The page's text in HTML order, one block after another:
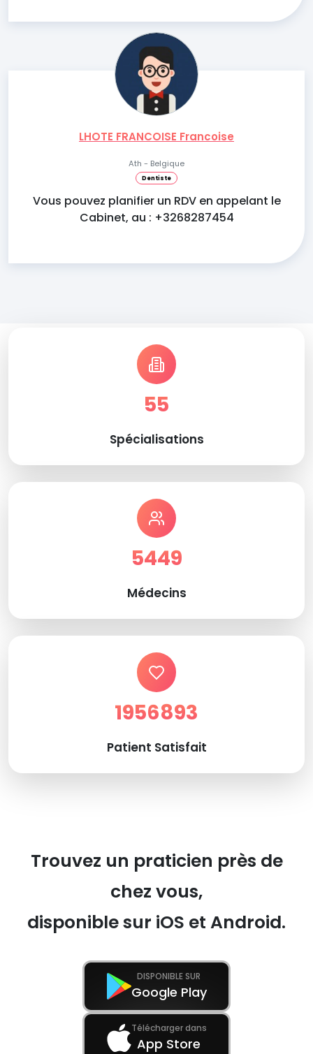
LHOTE FRANCOISE Francoise
Ath - Belgique
Dentiste
Vous pouvez planifier un RDV en appelant le
Cabinet, au : +3268287454
55
Spécialisations
5449
Médecins
1956893
Patient Satisfait
Trouvez un praticien près de
chez vous,
disponible sur iOS et Android.
DISPONIBLE SUR
Google Play
Télécharger dans
App Store